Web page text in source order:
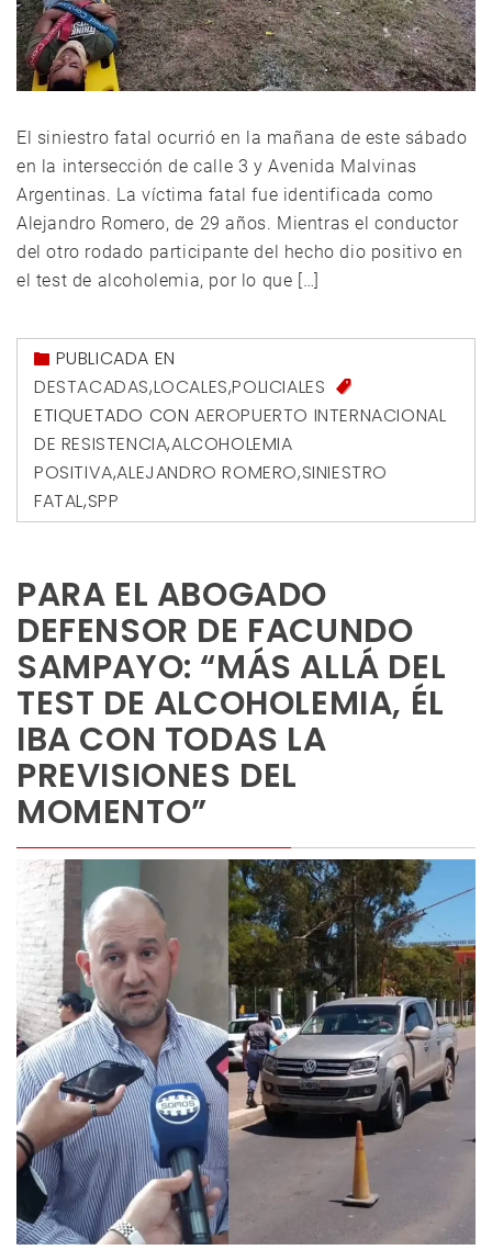
El siniestro fatal ocurrió en la mañana de este sábado
en la intersección de calle 3 y Avenida Malvinas
Argentinas. La víctima fatal fue identificada como
Alejandro Romero, de 29 años. Mientras el conductor
del otro rodado participante del hecho dio positivo en
el test de alcoholemia, por lo que […]
PUBLICADA EN
DESTACADAS,LOCALES,POLICIALES
ETIQUETADO CON AEROPUERTO INTERNACIONAL
DE RESISTENCIA,ALCOHOLEMIA
POSITIVA,ALEJANDRO ROMERO,SINIESTRO
FATAL,SPP
PARA EL ABOGADO
DEFENSOR DE FACUNDO
SAMPAYO: “MÁS ALLÁ DEL
TEST DE ALCOHOLEMIA, ÉL
IBA CON TODAS LA
PREVISIONES DEL
MOMENTO”